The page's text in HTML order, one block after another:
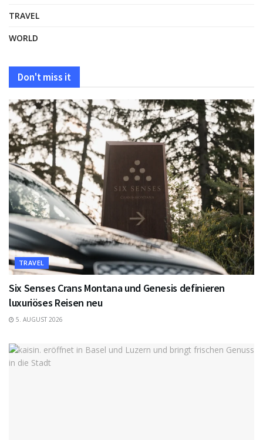
TRAVEL
WORLD
Don't miss it
TRAVEL
Six Senses Crans Montana und Genesis definieren
luxuriöses Reisen neu
5. AUGUST 2026